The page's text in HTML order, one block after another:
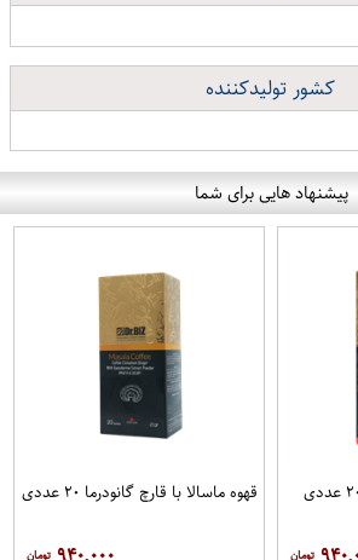
کشور تولیدکننده
پیشنهاد هایی برای شما
قهوه ماسالا با قارچ گانودرما ۲۰ عددی